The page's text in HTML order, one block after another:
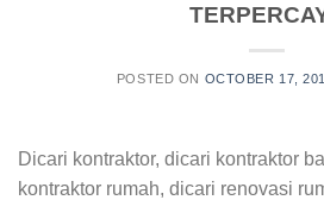
POSTED ON OCTOBER 17,
Dicari kontraktor, dicari kontraktor
kontraktor rumah, dicari renovasi